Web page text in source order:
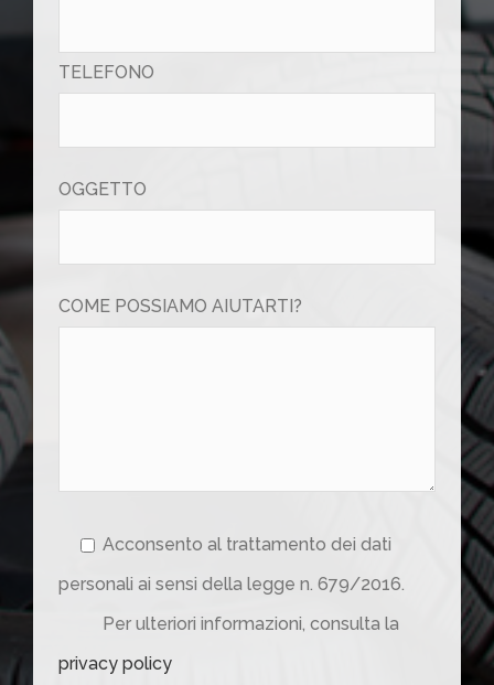
TELEFONO
OGGETTO
COME POSSIAMO AIUTARTI?
Acconsento al trattamento dei dati
personali ai sensi della legge n. 679/2016.
Per ulteriori informazioni, consulta la
privacy policy